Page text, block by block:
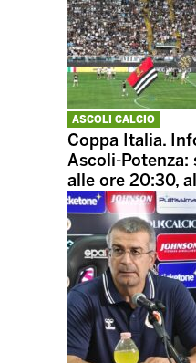
ASCOLI CALCIO
Coppa Italia.
Ascoli-Potenza:
alle ore 20:30,